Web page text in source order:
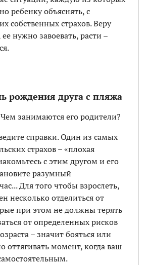
ребенку объяснять, с
собственных страхов. Веру
нужно завоевать, расти –
рождения друга с пляжа
Чем занимаются его родители?
справки. Один из самых
страхов – «плохая
с этим другом и его
разумный
Для того чтобы взрослеть,
несколько отделиться от
при этом не должны терять
от определенных рисков
– значит бояться или
оттягивать момент, когда ваш